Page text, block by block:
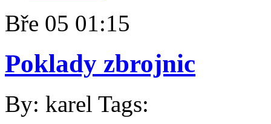
Bře 05 01:15
Poklady zbrojnic
By: karel Tags: